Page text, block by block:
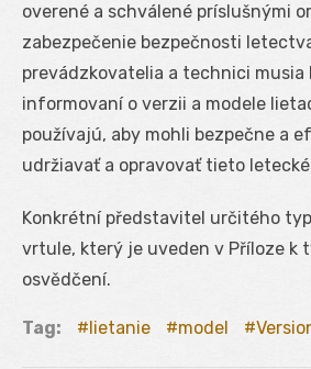
overené a schválené príslušnými
zabezpečenie bezpečnosti
prevádzkovatelia a technici musia
informovaní o verzii a modele
používajú, aby mohli bezpečne a
udržiavať a opravovať tieto
Konkrétní představitel určitého
vrtule, který je uveden v Příloze k
osvědčení.
Tag: lietanie model